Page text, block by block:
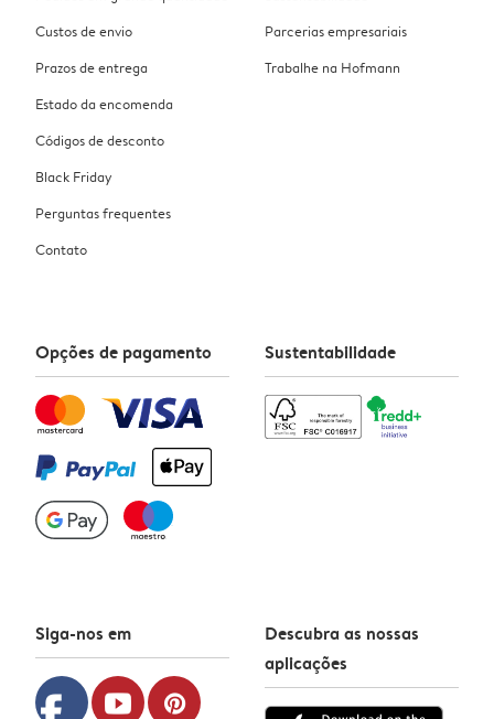
Custos de envio
Prazos de entrega
Estado da encomenda
Códigos de desconto
Black Friday
Perguntas frequentes
Contato
Parcerias empresariais
Trabalhe na Hofmann
Opções de pagamento Sustentabilidade
Siga-nos em
youtube pinterest
Descubra as nossas
aplicações